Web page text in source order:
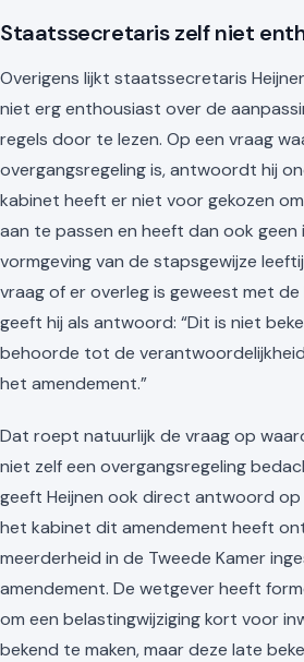
Staatssecretaris zelf niet
Overigens lijkt staatssecretaris
niet erg enthousiast over de
regels door te lezen. Op een vraag
overgangsregeling is, antwoordt hij
kabinet heeft er niet voor gekozen
aan te passen en heeft dan ook
vormgeving van de stapsgewijze
vraag of er overleg is geweest met
geeft hij als antwoord: “Dit is niet
behoorde tot de
het amendement.”
Dat roept natuurlijk de vraag op
niet zelf een overgangsregeling
geeft Heijnen ook direct antwoord op
het kabinet dit amendement heeft
meerderheid in de Tweede Kamer
amendement. De wetgever heeft
om een belastingwijziging kort voor
bekend te maken, maar deze late